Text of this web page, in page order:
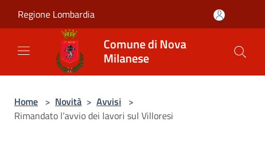
Regione Lombardia
Comune di Nova
Milanese
Home > Novità > Avvisi >
Rimandato l’avvio dei lavori sul Villoresi